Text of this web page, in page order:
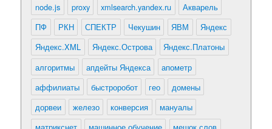
node.js
proxy xmlsearch.yandex.ru
Акварель
ПФ
РКН СПЕКТР Чекушин ЯВМ
Яндекс
Яндекс.XML
Яндекс.Острова
Яндекс.Платоны
алгоритмы
апдейты Яндекса
апометр
аффилиаты
быстроробот гео
домены
дорвеи
железо конверсия
мануалы